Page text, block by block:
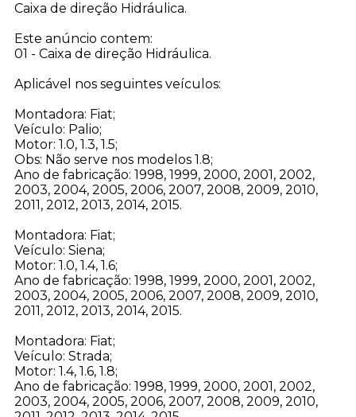
Caixa de direção Hidráulica.
Este anúncio contem:
01 - Caixa de direção Hidráulica.
Aplicável nos seguintes veículos:
Montadora: Fiat;
Veículo: Palio;
Motor: 1.0, 1.3, 1.5;
Obs: Não serve nos modelos 1.8;
Ano de fabricação: 1998, 1999, 2000, 2001, 2002,
2003, 2004, 2005, 2006, 2007, 2008, 2009, 2010,
2011, 2012, 2013, 2014, 2015.
Montadora: Fiat;
Veículo: Siena;
Motor: 1.0, 1.4, 1.6;
Ano de fabricação: 1998, 1999, 2000, 2001, 2002,
2003, 2004, 2005, 2006, 2007, 2008, 2009, 2010,
2011, 2012, 2013, 2014, 2015.
Montadora: Fiat;
Veículo: Strada;
Motor: 1.4, 1.6, 1.8;
Ano de fabricação: 1998, 1999, 2000, 2001, 2002,
2003, 2004, 2005, 2006, 2007, 2008, 2009, 2010,